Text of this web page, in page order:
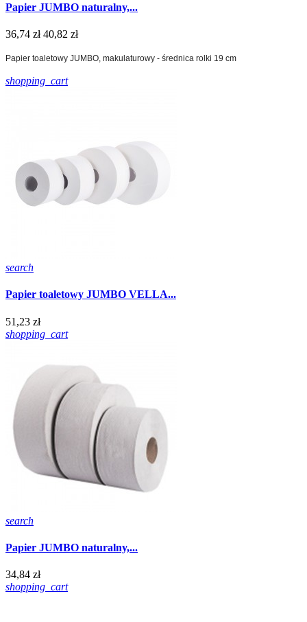
Papier JUMBO naturalny,...
36,74 zł 40,82 zł
Papier toaletowy JUMBO, makulaturowy - średnica rolki 19 cm
shopping_cart
search
Papier toaletowy JUMBO VELLA...
51,23 zł
shopping_cart
search
Papier JUMBO naturalny,...
34,84 zł
shopping_cart